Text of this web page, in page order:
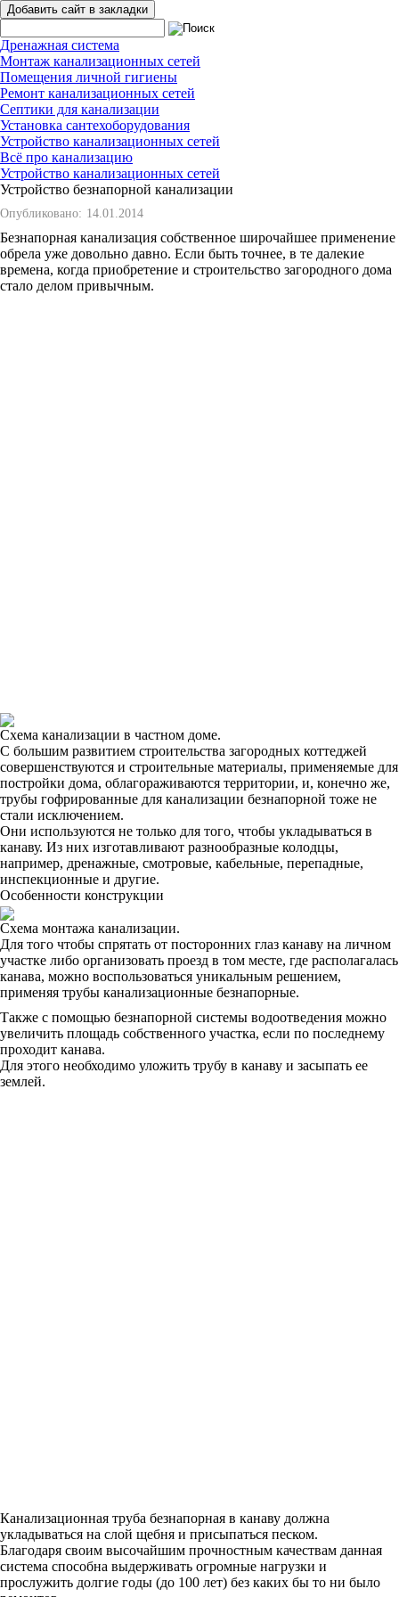
Добавить сайт в закладки
Дренажная система
Монтаж канализационных сетей
Помещения личной гигиены
Ремонт канализационных сетей
Септики для канализации
Установка сантехоборудования
Устройство канализационных сетей
Всё про канализацию
Устройство канализационных сетей
Устройство безнапорной канализации
Опубликовано: 14.01.2014
Безнапорная канализация собственное широчайшее применение
обрела уже довольно давно. Если быть точнее, в те далекие
времена, когда приобретение и строительство загородного дома
стало делом привычным.
Схема канализации в частном доме.
С большим развитием строительства загородных коттеджей
совершенствуются и строительные материалы, применяемые для
постройки дома, облагораживаются территории, и, конечно же,
трубы гофрированные для канализации безнапорной тоже не
стали исключением.
Они используются не только для того, чтобы укладываться в
канаву. Из них изготавливают разнообразные колодцы,
например, дренажные, смотровые, кабельные, перепадные,
инспекционные и другие.
Особенности конструкции
Схема монтажа канализации.
Для того чтобы спрятать от посторонних глаз канаву на личном
участке либо организовать проезд в том месте, где располагалась
канава, можно воспользоваться уникальным решением,
применяя трубы канализационные безнапорные.
Также с помощью безнапорной системы водоотведения можно
увеличить площадь собственного участка, если по последнему
проходит канава.
Для этого необходимо уложить трубу в канаву и засыпать ее
землей.
Канализационная труба безнапорная в канаву должна
укладываться на слой щебня и присыпаться песком.
Благодаря своим высочайшим прочностным качествам данная
система способна выдерживать огромные нагрузки и
прослужить долгие годы (до 100 лет) без каких бы то ни было